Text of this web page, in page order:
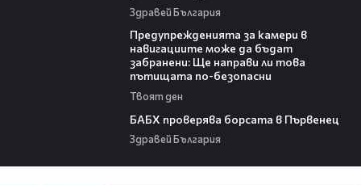
Здравей България
Предупрежденията за камери в
навигациите може да бъдат
забранени: Ще направи ли това
пътищата по-безопасни
Твоят ден
БАБХ проверява борсата в Първенец
Здравей България